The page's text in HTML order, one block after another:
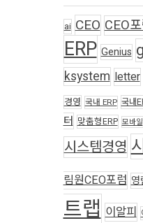
ai CEO CEO
ERP Genius
ksystem letter
경영 국내 ERP 국내
터 맞춤형ERP 모바일
시스템경영
림원CEO포럼 영
트랩 이알피